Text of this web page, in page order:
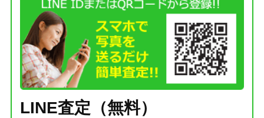
LINE査定（無料）